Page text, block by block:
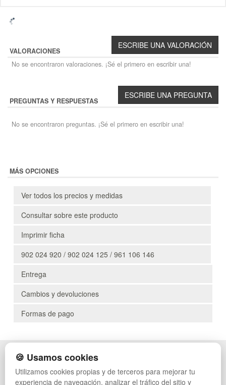
VALORACIONES
No se encontraron valoraciones. ¡Sé el primero en escribir una!
PREGUNTAS Y RESPUESTAS
No se encontraron preguntas. ¡Sé el primero en escribir una!
MÁS OPCIONES
Ver todos los precios y medidas
Consultar sobre este producto
Imprimir ficha
902 024 920 / 902 024 125 / 961 106 146
Entrega
Cambios y devoluciones
Formas de pago
POLÍTICA DE PRIVACIDAD
CONDICIONES DE USO
CAMBIOS Y DEVOLUCIONES
PALETS DE PLÁSTICO
MANUTENCIÓN
🍪 Usamos cookies
Utilizamos cookies propias y de terceros para mejorar tu
experiencia de navegación, analizar el tráfico del sitio y